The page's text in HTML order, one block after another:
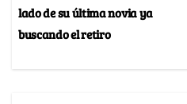
lado de su última novia ya
buscando el retiro